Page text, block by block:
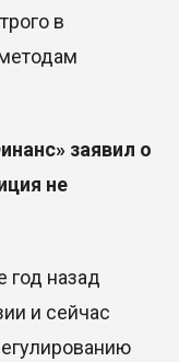
в
заявил о
не
год назад
и сейчас